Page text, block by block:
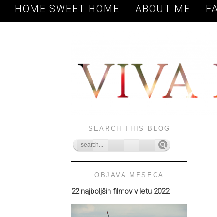
HOME SWEET HOME ABOUT ME
SEARCH THIS BLOG
OBJAVA MESECA
22 najboljših filmov v letu 2022